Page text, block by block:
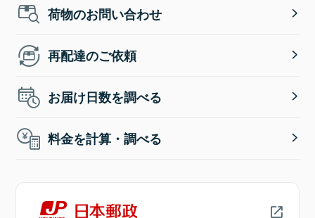
荷物のお問い合わせ
再配達のご依頼
お届け日数を調べる
料金を計算・調べる